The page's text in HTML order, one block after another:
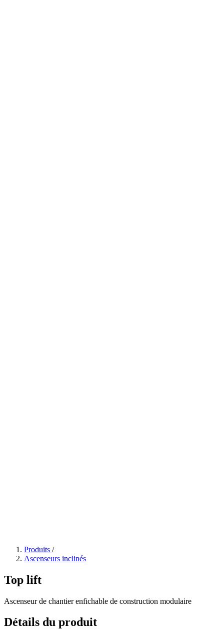
Produits /
Ascenseurs inclinés
Top lift
Ascenseur de chantier enfichable de construction modulaire
Détails du produit